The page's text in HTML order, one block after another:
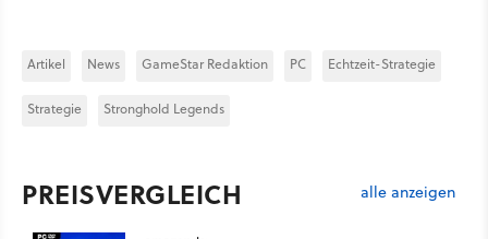
Artikel News GameStar Redaktion PC Echtzeit-Strategie
Strategie Stronghold Legends
PREISVERGLEICH alle anzeigen